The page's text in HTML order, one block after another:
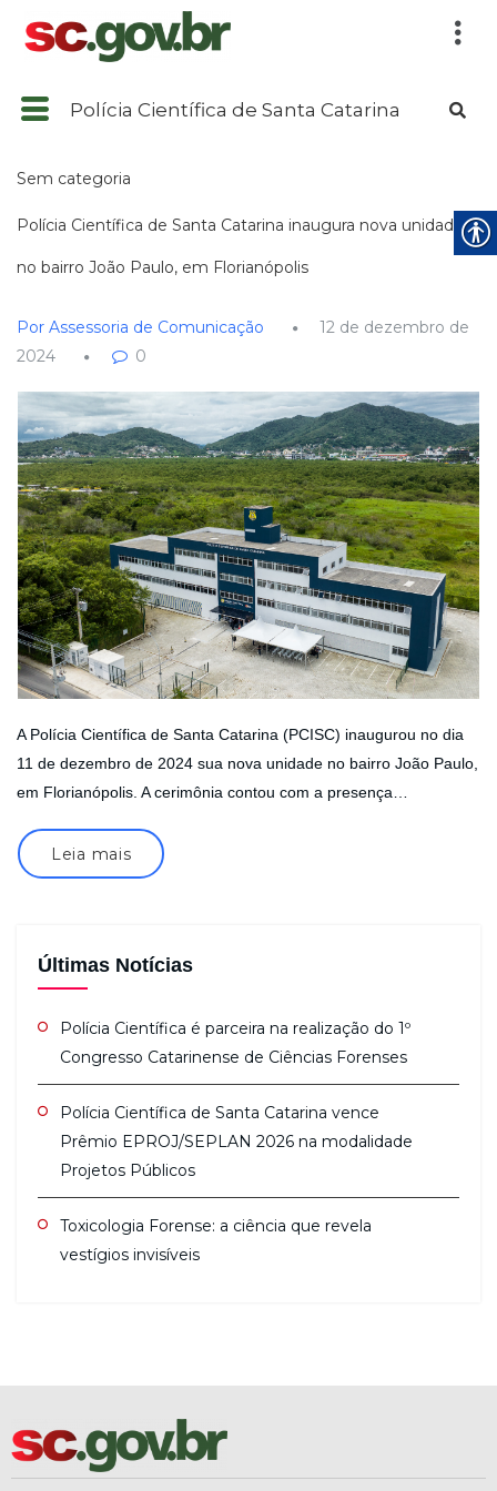
Polícia Científica de Santa Catarina
Sem categoria
Polícia Científica de Santa Catarina inaugura nova unidade
no bairro João Paulo, em Florianópolis
Por Assessoria de Comunicação
12 de dezembro de
2024
0
A Polícia Científica de Santa Catarina (PCISC) inaugurou no dia
11 de dezembro de 2024 sua nova unidade no bairro João Paulo,
em Florianópolis. A cerimônia contou com a presença…
Leia mais
Últimas Notícias
Polícia Científica é parceira na realização do 1º
Congresso Catarinense de Ciências Forenses
Polícia Científica de Santa Catarina vence
Prêmio EPROJ/SEPLAN 2026 na modalidade
Projetos Públicos
Toxicologia Forense: a ciência que revela
vestígios invisíveis